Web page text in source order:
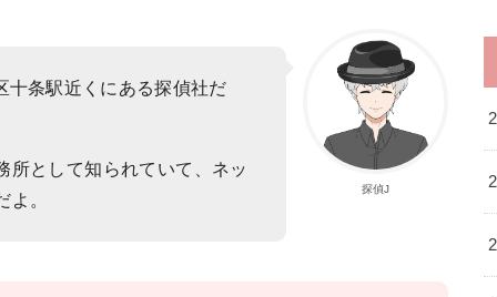
探偵J
十条駅近くにある探偵社だ
所として知られていて、ネッ
。